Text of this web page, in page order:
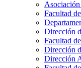
Facultad
Dirección
Facultad
Dirección
Dirección